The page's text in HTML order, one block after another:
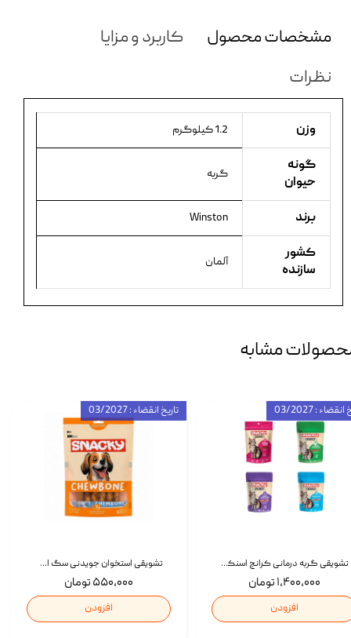
مشخصات محصول
کاربرد و مزایا
نظرات
وزن 1.2 کیلوگرم
گونه
حیوان
گربه
برند Winston
کشور
سازنده
آلمان
مشابه
تشویقی استخوان جویدنی سگ اسنکی کرانچی با طعم مرغ Snacky Crunchy Munchy وزن 100 گرم
۵۵۰,۰۰۰ تومان
افزودن
تاریخ انقضاء : 03/2027
تشویقی گربه درمانی کرانچ اسنکی با طعم میکس Snacky Crunch Cat Treats وزن 60 گرم بسته 4 عددی
۱,۴۰۰,۰۰۰ تومان
افزودن
: 03/2027